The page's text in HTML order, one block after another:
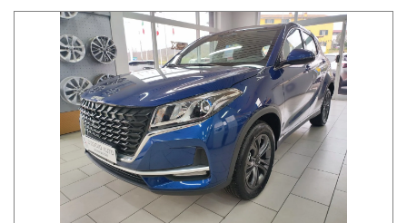
relative comunicazioni a riguardo; tali dati
potranno essere esibiti soltanto su richiesta
della autorità giudiziaria per eventuali
controlli. Privacy Ai sensi dell’art. 13 del
D.Lgs. 196/2003 Degidio Auto srl in qualità di
Titolare del trattamento dei dati, è tenuta a
fornire chiarimenti in relazione alle finalità e
modalità di trattamento dei dati personali dei
clienti e/o consumatori, ai soggetti cui
possono essere comunicati e dei diritti da
tutelare in relazione alla gestione dei dati
personali. Raccolta dati personali funzionale